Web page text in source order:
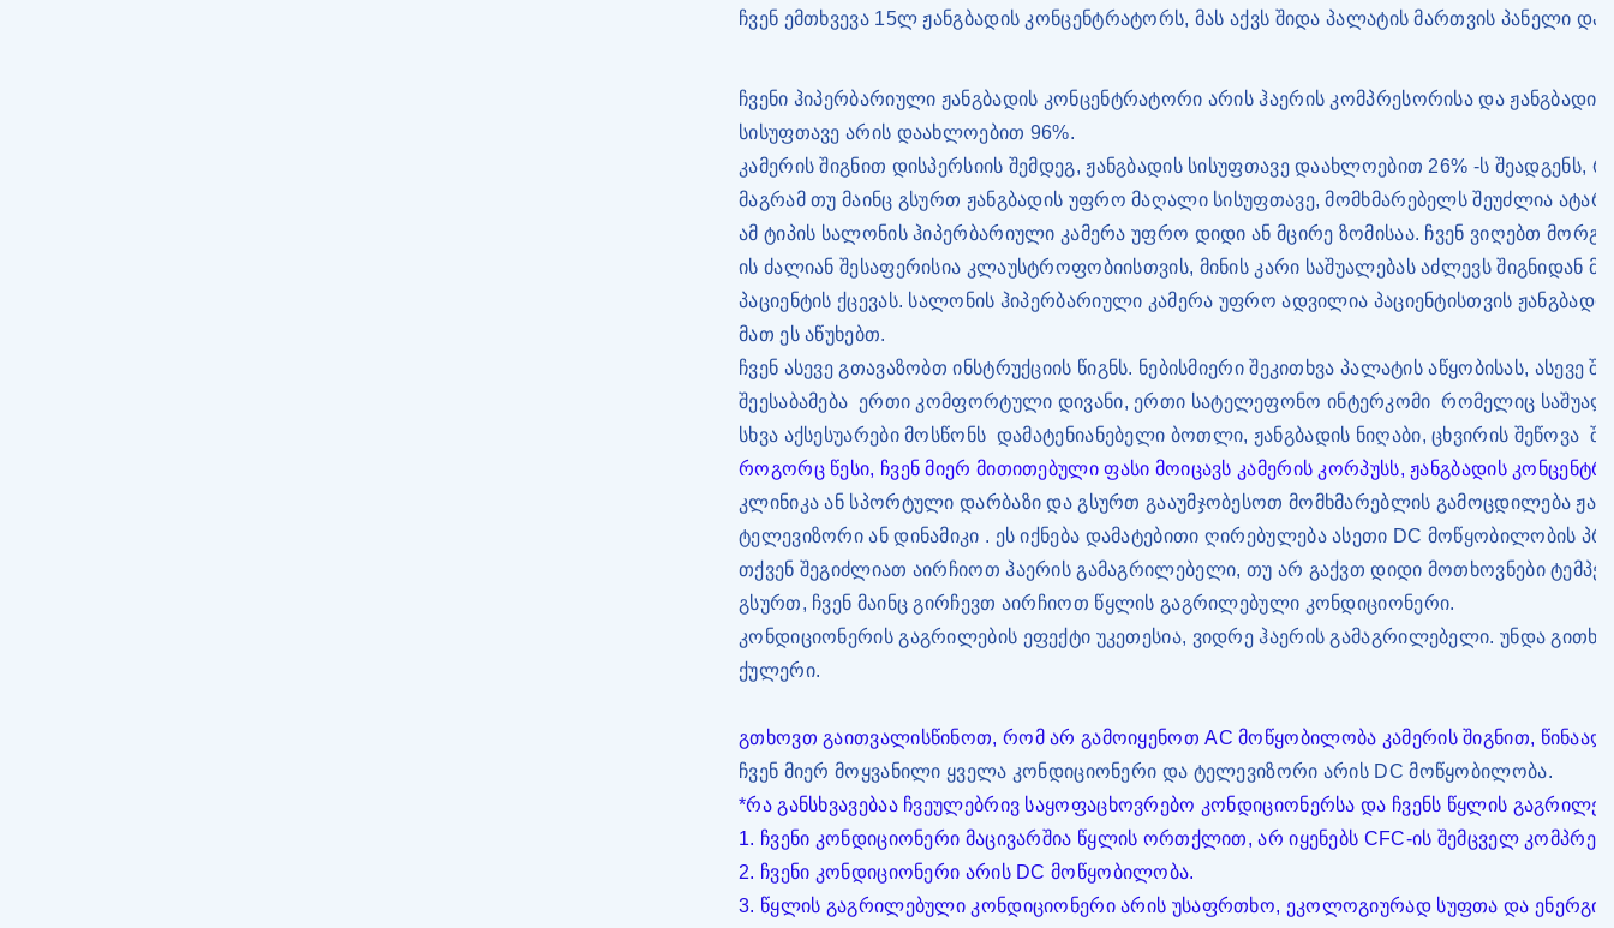
ჩვენ ემთხვევა 15ლ ჟანგბადის კონცენტრატორს, მას აქვს შიდა პალატის მართვის პანელი
ჩვენი ჰიპერბარიული ჟანგბადის კონცენტრატორი არის ჰაერის კომპრესორისა და
სისუფთავე არის დაახლოებით 96%.
კამერის შიგნით დისპერსიის შემდეგ, ჟანგბადის სისუფთავე დაახლოებით 26% -ს
მაგრამ თუ მაინც გსურთ ჟანგბადის უფრო მაღალი სისუფთავე, მომხმარებელს შეუძლია
ამ ტიპის სალონის ჰიპერბარიული კამერა უფრო დიდი ან მცირე ზომისაა. ჩვენ ვიღებთ
ის ძალიან შესაფერისია კლაუსტროფობიისთვის, მინის კარი საშუალებას აძლევს შიგნიდან
პაციენტის ქცევას. სალონის ჰიპერბარიული კამერა უფრო ადვილია პაციენტისთვის
მათ ეს აწუხებთ.
ჩვენ ასევე გთავაზობთ ინსტრუქციის წიგნს. ნებისმიერი შეკითხვა პალატის აწყობისას,
შეესაბამება ერთი კომფორტული დივანი, ერთი სატელეფონო ინტერკომი რომელიც
სხვა აქსესუარები მოსწონს დამატენიანებელი ბოთლი, ჟანგბადის ნიღაბი, ცხვირის შეწოვა
როგორც წესი, ჩვენ მიერ მითითებული ფასი მოიცავს კამერის კორპუსს, ჟანგბადის
კლინიკა ან სპორტული დარბაზი და გსურთ გააუმჯობესოთ მომხმარებლის გამოცდილება
ტელევიზორი ან დინამიკი . ეს იქნება დამატებითი ღირებულება ასეთი DC მოწყობილობის
თქვენ შეგიძლიათ აირჩიოთ ჰაერის გამაგრილებელი, თუ არ გაქვთ დიდი მოთხოვნები
გსურთ, ჩვენ მაინც გირჩევთ აირჩიოთ წყლის გაგრილებული კონდიციონერი.
კონდიციონერის გაგრილების ეფექტი უკეთესია, ვიდრე ჰაერის გამაგრილებელი. უნდა
ქულერი.
გთხოვთ გაითვალისწინოთ, რომ არ გამოიყენოთ AC მოწყობილობა კამერის შიგნით,
ჩვენ მიერ მოყვანილი ყველა კონდიციონერი და ტელევიზორი არის DC მოწყობილობა.
*რა განსხვავებაა ჩვეულებრივ საყოფაცხოვრებო კონდიციონერსა და ჩვენს წყლის
1. ჩვენი კონდიციონერი მაცივარშია წყლის ორთქლით, არ იყენებს CFC-ის შემცველ
2. ჩვენი კონდიციონერი არის DC მოწყობილობა.
3. წყლის გაგრილებული კონდიციონერი არის უსაფრთხო, ეკოლოგიურად სუფთა და